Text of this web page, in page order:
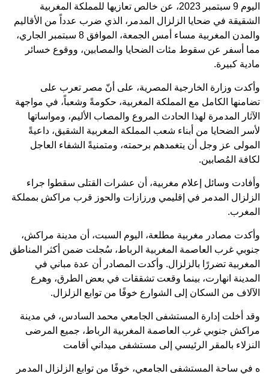
اليوم 9 سبتمبر 2023، عن خالص تعازيها للمملكة المغربية
الشقيقة في ضحايا الزلزال المدمر، الذي ضرب عدداً من الأقاليم
والمدن المغربية مساء أمس الجمعة، الموافق 8 سبتمبر الجاري،
مما أسفر عن سقوط مئات الضحايا والمصابين، ووقوع خسائر
مادية كبيرة.
وأكدت وزارة الخارجية المصرية، على أنّ مصر تعرب على
تضامنها الكامل مع المملكة المغربية، حكومةً وشعباً، في مواجهة
الآثار المدمرة لهذا الحادث المروع والمصاب الأليم، ومواساتها
لأسر الضحايا من أبناء شعب المملكة المغربية الشقيق، داعيةً
المولى عز وجل أن يتغمدهم برحمته، ومتمنيةً الشفاء العاجل
لكافة المُصابين.
وأفادت وسائل إعلام مغربية، أن عشرات القتلى سقطوا جراء
الزلزال المدمر في إقليمي ورزازات والحوز قرب مراكش بمملكة
المغرب.
وأكدت مصادر مغربية مطلعة، اليوم السبت، أن مدينة مراكش،
جنوبي غرب العاصمة المغربية الرباط، سُجلت ضمن أكثر المناطق
المغربية تضررًا بالزلزال. وأكدت المصادر أن عدة مباني في
المدينة انهارت، بينما وقعت تشققات في بعض الطرق، وهرع
الآلاف من السكان إلى الشوارع خوفًا من توابع الزلزال.
وقد أخلت إدارة المستشفى الجامعي محمد السادس، في مدينة
مراكش جنوبي غرب العاصمة المغربية الرباط، جميع المرضى
النزلاء بالمقر الرئيسي إلى مستشفى ميداني أقامت
ه في ساحة المستشفى الجامعي، خوفًا من توابع الزلزال المدمر